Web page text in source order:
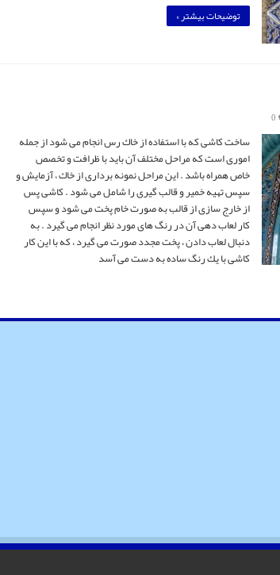
توضیحات بیشتر »
0
ساخت كاشی كه با استفاده از خاك رس انجام می شود از جمله
اموری است كه مراحل مختلف آن باید با ظرافت و تخصص
خاص همراه باشد . این مراحل نمونه برداری از خاك ، آزمایش و
سپس تهیه خمیر و قالب گیری را شامل می شود . كاشی پس
از خارج سازی از قالب به صورت خام پخت می شود و سپس
كار لعاب دهی آن در رنگ های مورد نظر انجام می گیرد . به
دنبال لعاب دادن ، پخت مجدد صورت می گیرد ، كه با این كار
كاشی با یك رنگ ساده به دست می آسد